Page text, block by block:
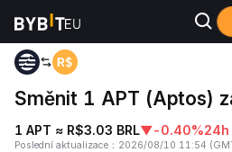
Domů APT to BRL
Směnit 1 APT (Aptos)
1 APT ≈ R$3.03 BRL▼-0.40%24h
Poslední aktualizace ： 2026/08/10 11:54 (